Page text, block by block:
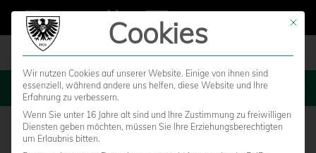
MENU
Mit
Cookies
Wir nutzen Cookies auf unserer Website. Einige von ihnen sind
essenziell, während andere uns helfen, diese Website und Ihre
Erfahrung zu verbessern.
Wenn Sie unter 16 Jahre alt sind und Ihre Zustimmung zu freiwilligen
Diensten geben möchten, müssen Sie Ihre Erziehungsberechtigten
um Erlaubnis bitten.